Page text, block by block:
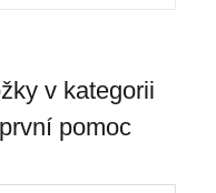
v kategorii
pomoc